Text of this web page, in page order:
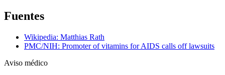
Fuentes
Wikipedia: Matthias Rath
PMC/NIH: Promoter of vitamins for AIDS calls off lawsuits
Aviso médico